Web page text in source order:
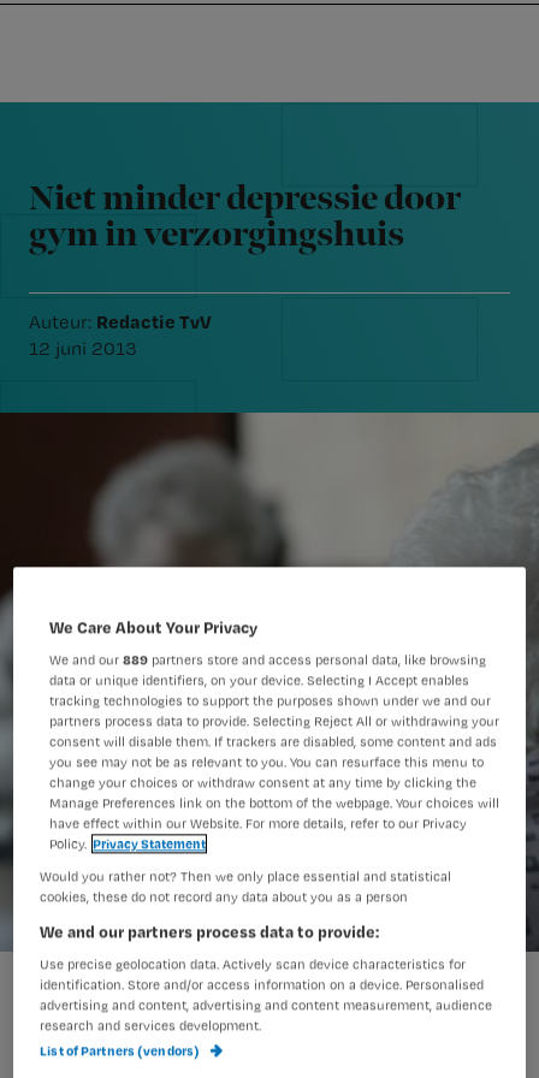
navigation
content
Nursing
Niet minder depressie door gym in verzorgingshuis
Niet minder depressie door
gym in verzorgingshuis
Auteur: Redactie TvV
12 juni 2013
We Care About Your Privacy
We and our889 partners store and access personal data, like browsing
data or unique identifiers, on your device. Selecting I Accept enables
tracking technologies to support the purposes shown under we and our
partners process data to provide. Selecting Reject All or withdrawing your
consent will disable them. If trackers are disabled, some content and ads
you see may not be as relevant to you. You can resurface this menu to
change your choices or withdraw consent at any time by clicking the
Manage Preferences link on the bottom of the webpage. Your choices will
have effect within our Website. For more details, refer to our Privacy
Policy. Privacy Statement
Would you rather not? Then we only place essential and statistical
cookies, these do not record any data about you as a person
We and our partners process data to provide:
Use precise geolocation data. Actively scan device characteristics for
identification. Store and/or access information on a device. Personalised
advertising and content, advertising and content measurement, audience
research and services development.
List of Partners (vendors)